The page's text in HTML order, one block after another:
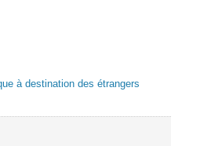
à destination des étrangers